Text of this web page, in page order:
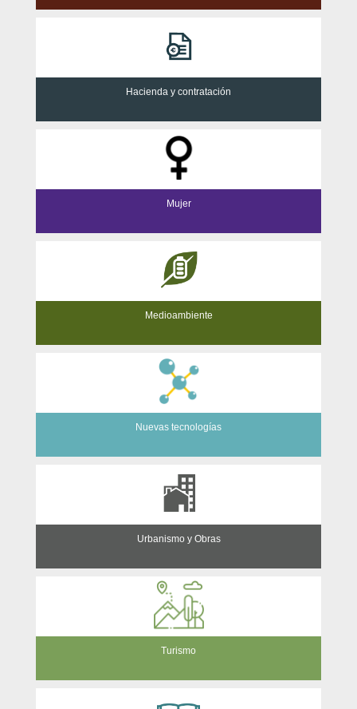
Hacienda y contratación
Mujer
Medioambiente
Nuevas tecnologías
Urbanismo y Obras
Turismo